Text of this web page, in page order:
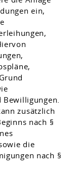
ein,
Bewilligungen.
zusätzlich
nach §
die
nach §